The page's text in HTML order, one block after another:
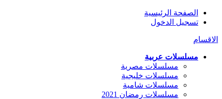
الصفحة الرئيسية
تسجيل الدخول
الاقسام
مسلسلات عربية
مسلسلات مصرية
مسلسلات خليجية
مسلسلات شامية
مسلسلات رمضان 2021